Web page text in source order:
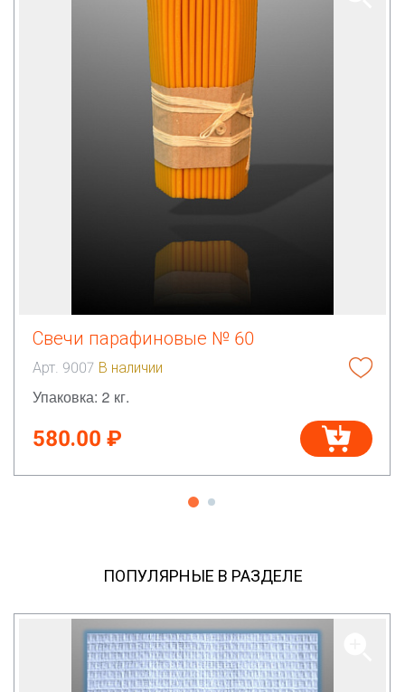
Свечи парафиновые № 60
Арт. 9007 В наличии
Упаковка: 2 кг.
580.00 ₽
ПОПУЛЯРНЫЕ В РАЗДЕЛЕ